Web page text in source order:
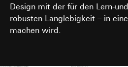
Design mit der für den Lern-
robusten Langlebigkeit – in
machen wird.